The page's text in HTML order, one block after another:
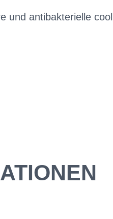
und antibakterielle